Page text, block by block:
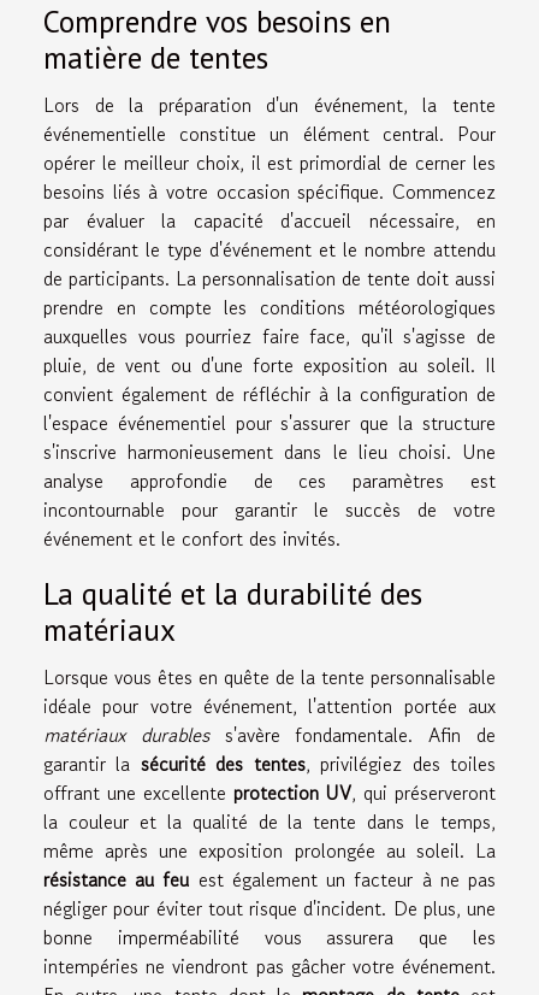
Comprendre vos besoins en
matière de tentes
Lors de la préparation d'un événement, la tente
événementielle constitue un élément central. Pour
opérer le meilleur choix, il est primordial de cerner les
besoins liés à votre occasion spécifique. Commencez
par évaluer la capacité d'accueil nécessaire, en
considérant le type d'événement et le nombre attendu
de participants. La personnalisation de tente doit aussi
prendre en compte les conditions météorologiques
auxquelles vous pourriez faire face, qu'il s'agisse de
pluie, de vent ou d'une forte exposition au soleil. Il
convient également de réfléchir à la configuration de
l'espace événementiel pour s'assurer que la structure
s'inscrive harmonieusement dans le lieu choisi. Une
analyse approfondie de ces paramètres est
incontournable pour garantir le succès de votre
événement et le confort des invités.
La qualité et la durabilité des
matériaux
Lorsque vous êtes en quête de la tente personnalisable
idéale pour votre événement, l'attention portée aux
matériaux durabless'avère fondamentale. Afin de
garantir la sécurité des tentes, privilégiez des toiles
offrant une excellente protection UV, qui préserveront
la couleur et la qualité de la tente dans le temps,
même après une exposition prolongée au soleil. La
résistance au feu est également un facteur à ne pas
négliger pour éviter tout risque d'incident. De plus, une
bonne imperméabilité vous assurera que les
intempéries ne viendront pas gâcher votre événement.